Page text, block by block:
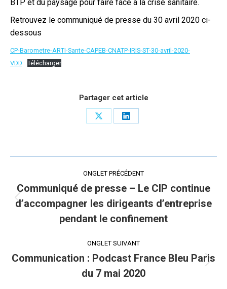
BTP et du paysage pour faire face à la crise sanitaire.
Retrouvez le communiqué de presse du 30 avril 2020 ci-
dessous
CP-Barometre-ARTI-Sante-CAPEB-CNATP-IRIS-ST-30-avril-2020-
VDD
Télécharger
Partager cet article
Share
Share
Navigation
de
commentaire
ONGLET PRÉCÉDENT
Onglet
précédent
Communiqué de presse – Le CIP continue
d’accompagner les dirigeants d’entreprise
pendant le confinement
ONGLET SUIVANT
suivant
Communication : Podcast France Bleu Paris
du 7 mai 2020